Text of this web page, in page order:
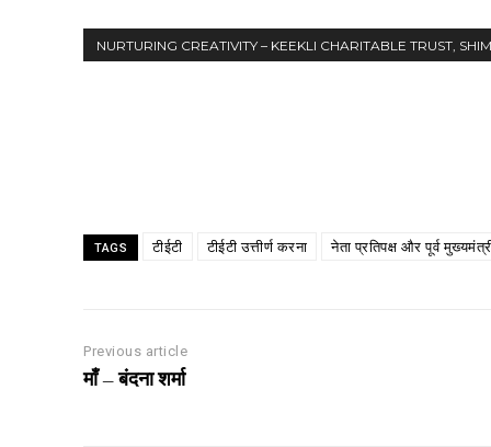
NURTURING CREATIVITY – KEEKLI CHARITABLE TRUST,
TAGS टीईटी टीईटी उत्तीर्ण करना नेता प्रतिपक्ष और पूर्व
Previous article
माँ – बंदना शर्मा